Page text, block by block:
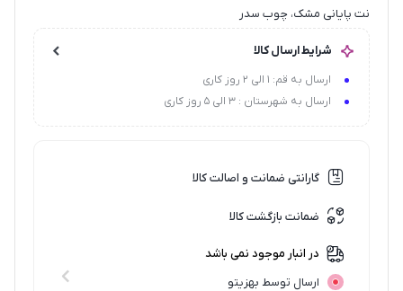
نت پایانی مشک، چوب سدر
شرایط ارسال کالا
ارسال به قم: 1 الی 2 روز کاری
ارسال به شهرستان : 3 الی 5 روز کاری
گارانتی ضمانت و اصالت کالا
ضمانت بازگشت کالا
در انبار موجود نمی باشد
ارسال توسط بهزیتو